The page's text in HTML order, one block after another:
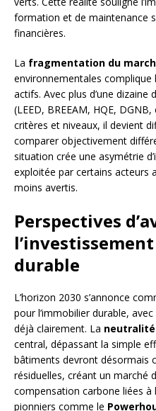
formation et de maintenance
financières.
La fragmentation du
environnementales complique
actifs. Avec plus d’une dizaine
(LEED, BREEAM, HQE,
critères et niveaux, il devient
comparer objectivement
situation crée une asymétrie
exploitée par certains acteurs
moins avertis.
Perspectives
durable
L’horizon 2030 s’annonce
pour l’immobilier durable,
déjà clairement. La
central, dépassant la simple
bâtiments devront désormais
résiduelles, créant un marché
compensation carbone liées à
pionniers comme le